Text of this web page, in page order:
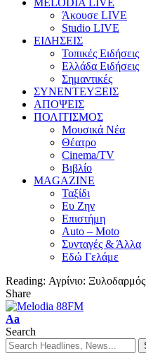
Άκουσε LIVE
Studio LIVE
ΕΙΔΗΣΕΙΣ
Τοπικές Ειδήσεις
Ελλάδα Ειδήσεις
Σημαντικές
ΣΥΝΕΝΤΕΥΞΕΙΣ
ΑΠΟΨΕΙΣ
ΠΟΛΙΤΙΣΜΟΣ
Μουσικά Νέα
Θέατρο
Cinema/TV
Βιβλίο
MAGAZINE
Ταξίδι
Ευ Ζην
Επιστήμη
Auto – Moto
Συνταγές & Άλλα
Εδώ Γελάμε
Reading: Αγρίνιο:
Share
Aa
Search